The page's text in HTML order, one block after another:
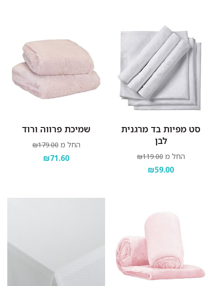
סט מפיות בד מרגנית
לבן
החל מ ₪119.00
₪59.00
שמיכת פרווה ורוד
החל מ ₪179.00
₪71.60